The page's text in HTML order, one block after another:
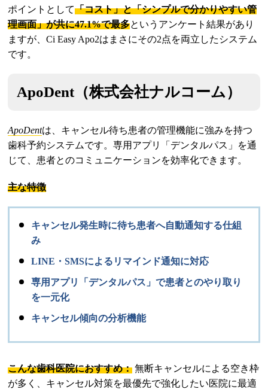
ポイントとして「コスト」と「シンプルで分かりやすい管
理画面」が共に47.1%で最多というアンケート結果があり
ますが、Ci Easy Apo2はまさにその2点を両立したシステム
です。
ApoDent（株式会社ナルコーム）
ApoDentは、キャンセル待ち患者の管理機能に強みを持つ
歯科予約システムです。専用アプリ「デンタルパス」を通
じて、患者とのコミュニケーションを効率化できます。
主な特徴
キャンセル発生時に待ち患者へ自動通知する仕組
み
LINE・SMSによるリマインド通知に対応
専用アプリ「デンタルパス」で患者とのやり取り
を一元化
キャンセル傾向の分析機能
こんな歯科医院におすすめ： 無断キャンセルによる空き枠
が多く、キャンセル対策を最優先で強化したい医院に最適